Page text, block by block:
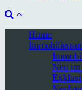
Home
Neu